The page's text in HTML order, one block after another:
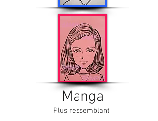
Manga
Plus ressemblant